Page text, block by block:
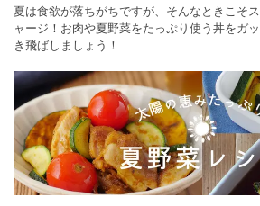
夏は食欲が落ちがちですが、そんなときこそ
ャージ！お肉や夏野菜をたっぷり使う丼をガ
き飛ばしましょう！